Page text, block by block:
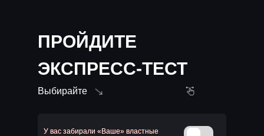
У вас забирали «Ваше» властные
ПРОЙДИТЕ
ЭКСПРЕСС-ТЕСТ
Выбирайте